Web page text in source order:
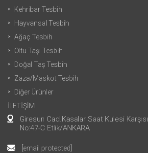
Kehribar Tesbih
Hayvansal Tesbih
Ağaç Tesbih
Oltu Taşı Tesbih
Doğal Taş Tesbih
Zaza/Maskot Tesbih
Diğer Ürünler
İLETİŞİM
Giresun Cad.Kasalar Saat Kulesi Karşısı
No:47-C Etlik/ANKARA
[email protected]